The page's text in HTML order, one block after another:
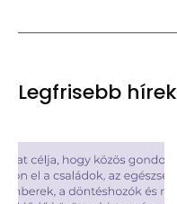
Legfrisebb hírek